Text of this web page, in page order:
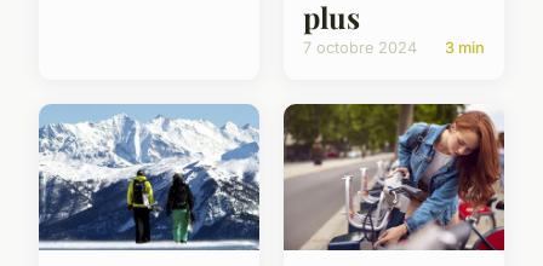
plus
7 octobre 2024 3 min